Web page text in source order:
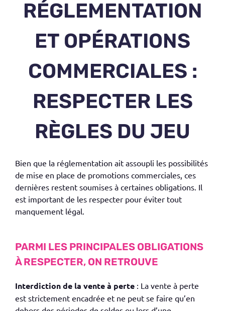
RÉGLEMENTATION
ET OPÉRATIONS
COMMERCIALES :
RESPECTER LES
RÈGLES DU JEU
Bien que la réglementation ait assoupli les possibilités
de mise en place de promotions commerciales, ces
dernières restent soumises à certaines obligations. Il
est important de les respecter pour éviter tout
manquement légal.
PARMI LES PRINCIPALES OBLIGATIONS
À RESPECTER, ON RETROUVE
Interdiction de la vente à perte : La vente à perte
est strictement encadrée et ne peut se faire qu’en